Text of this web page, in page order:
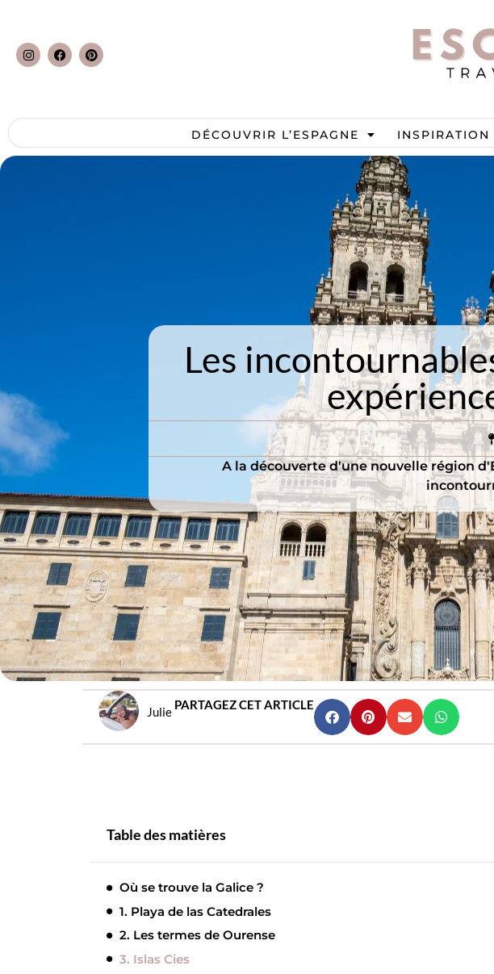
DÉCOUVRIR L’ESPAGNE INSPIRATION
Les
A la découverte d'une nouvelle région
Julie PARTAGEZ CET ARTICLE
Table des matières
Où se trouve la Galice ?
1. Playa de las Catedrales
2. Les termes de Ourense
3. Islas Cies